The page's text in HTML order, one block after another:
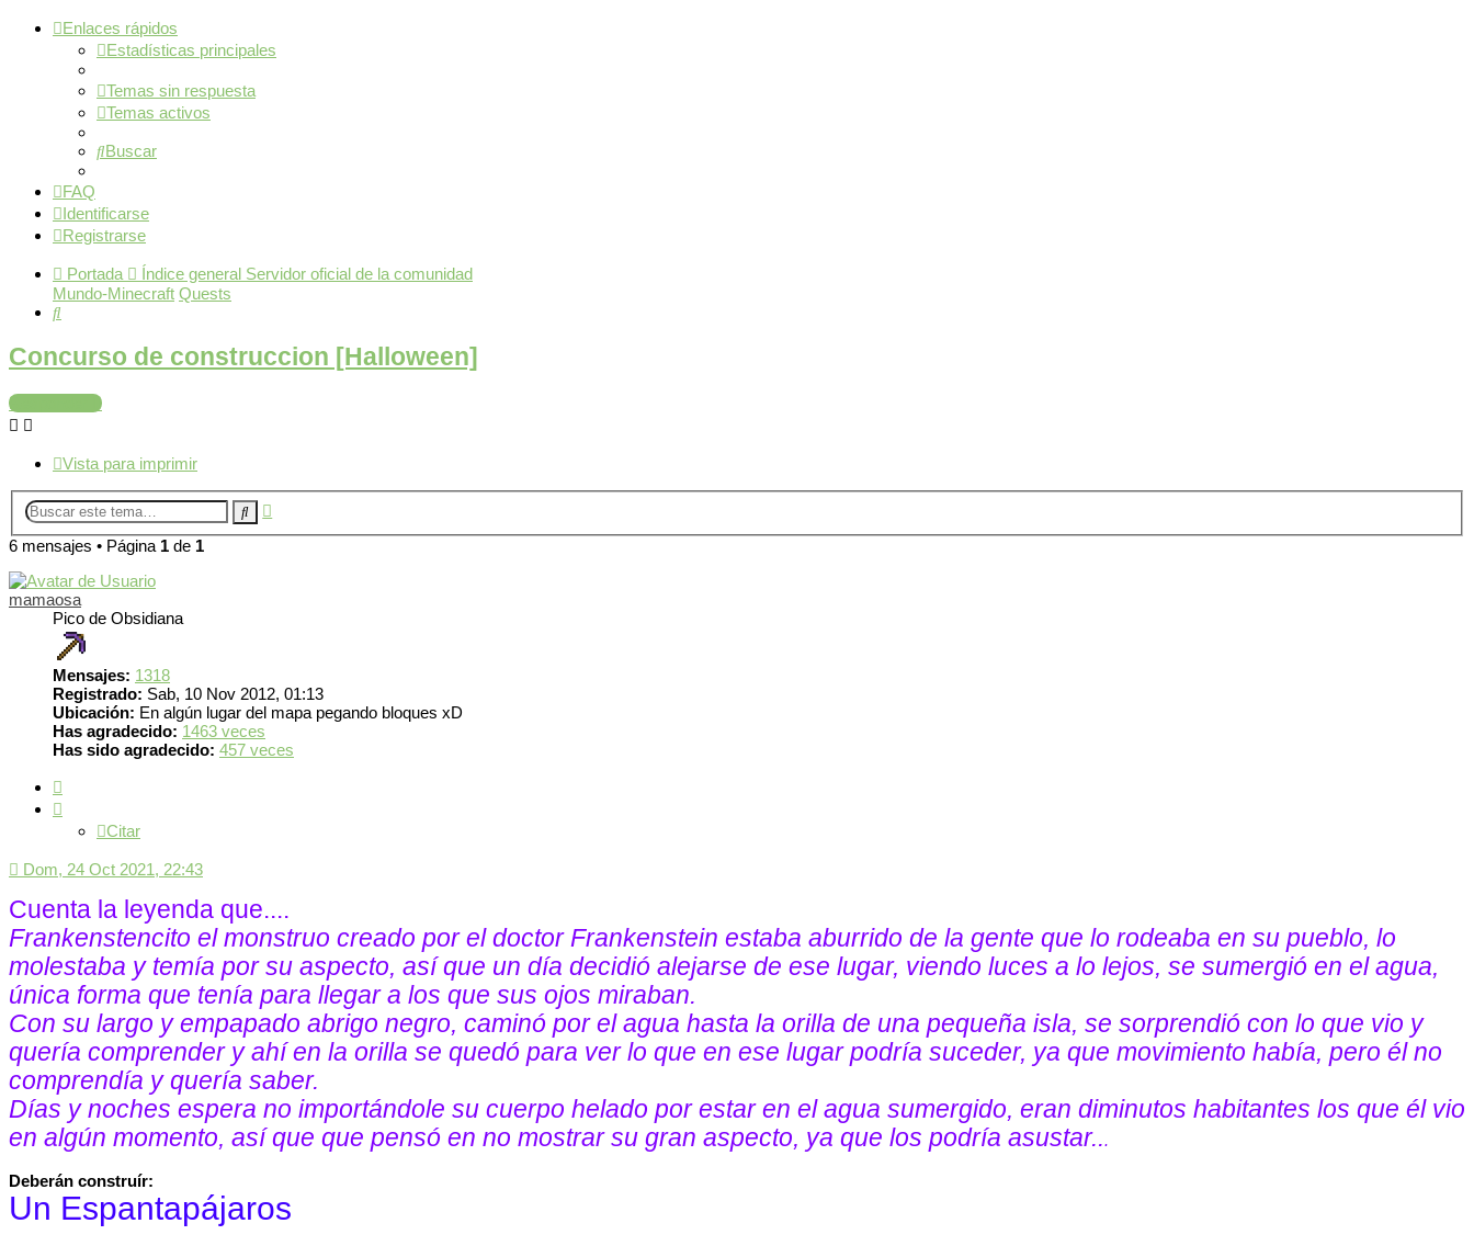
Enlaces rápidos
Estadísticas principales
Temas sin respuesta
Temas activos
Buscar
FAQ
Identificarse
Registrarse
Portada Índice general Servidor oficial de la comunidad
Mundo-Minecraft Quests
Concurso de construccion [Halloween]
Responder
Vista para imprimir
Buscar
6 mensajes • Página 1 de 1
mamaosa
Pico de Obsidiana
Mensajes: 1318
Registrado: Sab, 10 Nov 2012, 01:13
Ubicación: En algún lugar del mapa pegando bloques xD
Has agradecido: 1463 veces
Has sido agradecido: 457 veces
Citar
Dom, 24 Oct 2021, 22:43
Cuenta la leyenda que....
Frankenstencito el monstruo creado por el doctor Frankenstein estaba aburrido de la gente que lo rodeaba en su pueblo, lo
molestaba y temía por su aspecto, así que un día decidió alejarse de ese lugar, viendo luces a lo lejos, se sumergió en el agua,
única forma que tenía para llegar a los que sus ojos miraban.
Con su largo y empapado abrigo negro, caminó por el agua hasta la orilla de una pequeña isla, se sorprendió con lo que vio y
quería comprender y ahí en la orilla se quedó para ver lo que en ese lugar podría suceder, ya que movimiento había, pero él no
comprendía y quería saber.
Días y noches espera no importándole su cuerpo helado por estar en el agua sumergido, eran diminutos habitantes los que él vio
en algún momento, así que que pensó en no mostrar su gran aspecto, ya que los podría asustar...
Deberán construír:
Un Espantapájaros